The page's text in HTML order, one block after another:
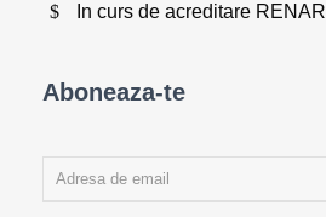
In curs de acreditare RENAR
Aboneaza-te